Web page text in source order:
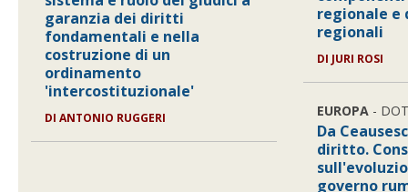
garanzia dei diritti
fondamentali e nella
costruzione di un
ordinamento
'intercostituzionale'
DI ANTONIO RUGGERI
regionale e
regionali
DI JURI ROSI
EUROPA -
Da
diritto.
governo